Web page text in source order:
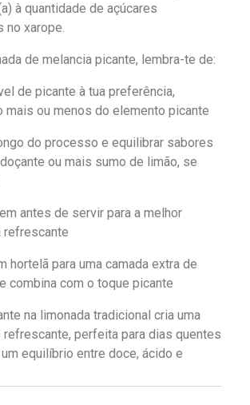
à quantidade de açúcares
no xarope.
de melancia picante, lembra-te de:
de picante à tua preferência,
mais ou menos do elemento picante
do processo e equilibrar sabores
ou mais sumo de limão, se
antes de servir para a melhor
refrescante
hortelã para uma camada extra de
combina com o toque picante
na limonada tradicional cria uma
refrescante, perfeita para dias quentes
equilíbrio entre doce, ácido e